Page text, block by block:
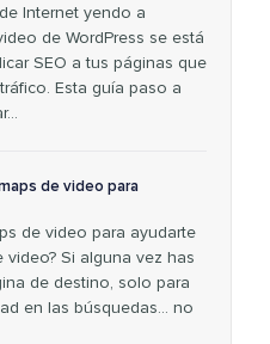
Internet yendo a
de WordPress se está
SEO a tus páginas que
Esta guía paso a
de video para
de video para ayudarte
Si alguna vez has
de destino, solo para
en las búsquedas… no